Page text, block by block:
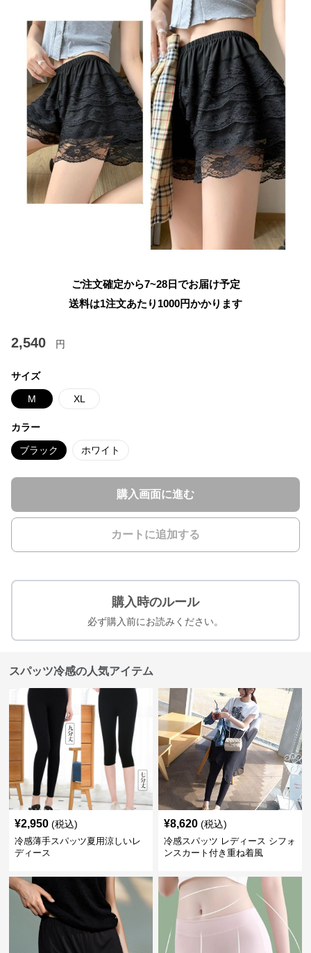
ご注文確定から7~28日でお届け予定
送料は1注文あたり 1000円かかります
2,540 円
サイズ
M XL
カラー
ブラック ホワイト
購入画面に進む
カートに追加する
購入時のルール
必ず購入前にお読みください。
スパッツ冷感の人気アイテム
¥2,950 (税込)
冷感薄手スパッツ夏用涼しいレ
ディース
¥8,620 (税込)
冷感スパッツ レディース シフォ
ンスカート付き重ね着風